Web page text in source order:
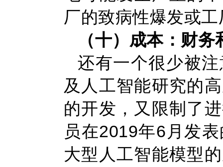
厂的致病性爆发或
（十）成本：财务
还有一个很少被
及人工智能研究的
的开发，又限制了
员在2019年6月发
大型人工智能模型